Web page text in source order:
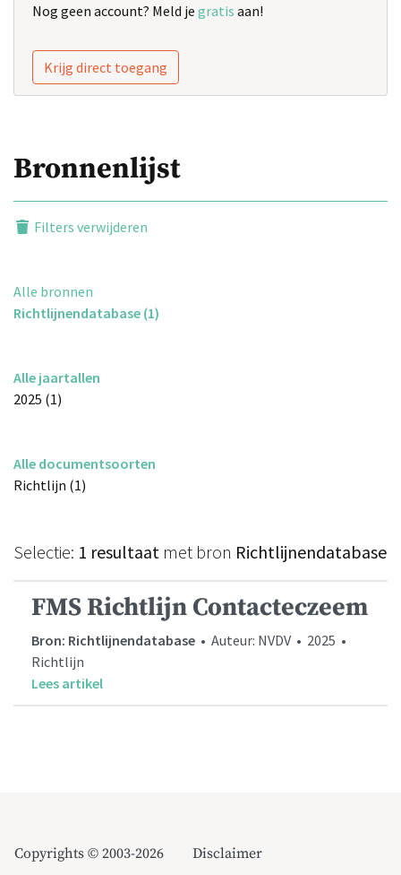
Nog geen account? Meld je gratis aan!
Krijg direct toegang
Bronnenlijst
Filters verwijderen
Alle bronnen
Richtlijnendatabase (1)
Alle jaartallen
2025 (1)
Alle documentsoorten
Richtlijn (1)
Selectie: 1 resultaat met bron Richtlijnendatabase
FMS Richtlijn Contacteczeem
Bron: Richtlijnendatabase • Auteur: NVDV • 2025 •
Richtlijn
Lees artikel
Copyrights © 2003-2026 Disclaimer